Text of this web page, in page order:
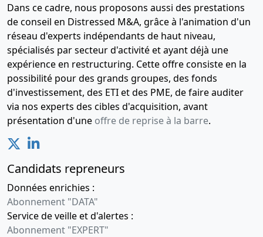
Dans ce cadre, nous proposons aussi des prestations
de conseil en Distressed M&A, grâce à l'animation d'un
réseau d'experts indépendants de haut niveau,
spécialisés par secteur d'activité et ayant déjà une
expérience en restructuring. Cette offre consiste en la
possibilité pour des grands groupes, des fonds
d'investissement, des ETI et des PME, de faire auditer
via nos experts des cibles d'acquisition, avant
présentation d'une offre de reprise à la barre.
Candidats repreneurs
Données enrichies :
Abonnement "DATA"
Service de veille et d'alertes :
Abonnement "EXPERT"